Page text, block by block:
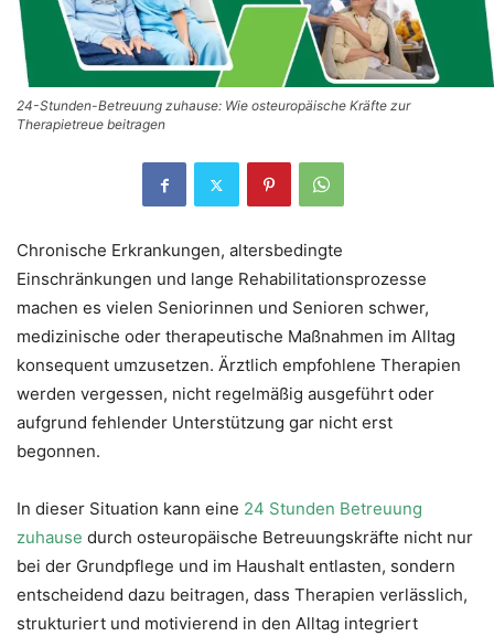
24-Stunden-Betreuung zuhause: Wie osteuropäische Kräfte zur
Therapietreue beitragen
Chronische Erkrankungen, altersbedingte
Einschränkungen und lange Rehabilitationsprozesse
machen es vielen Seniorinnen und Senioren schwer,
medizinische oder therapeutische Maßnahmen im Alltag
konsequent umzusetzen. Ärztlich empfohlene Therapien
werden vergessen, nicht regelmäßig ausgeführt oder
aufgrund fehlender Unterstützung gar nicht erst
begonnen.
In dieser Situation kann eine 24 Stunden Betreuung
zuhause durch osteuropäische Betreuungskräfte nicht nur
bei der Grundpflege und im Haushalt entlasten, sondern
entscheidend dazu beitragen, dass Therapien verlässlich,
strukturiert und motivierend in den Alltag integriert